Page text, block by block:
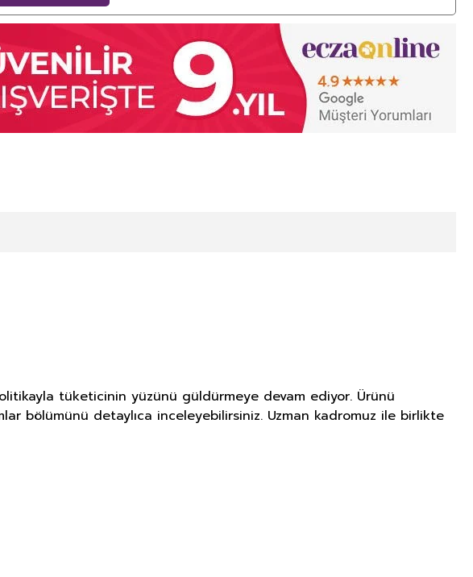
tüketicinin yüzünü güldürmeye devam ediyor. Ürünü
bölümünü detaylıca inceleyebilirsiniz. Uzman kadromuz ile birlikte